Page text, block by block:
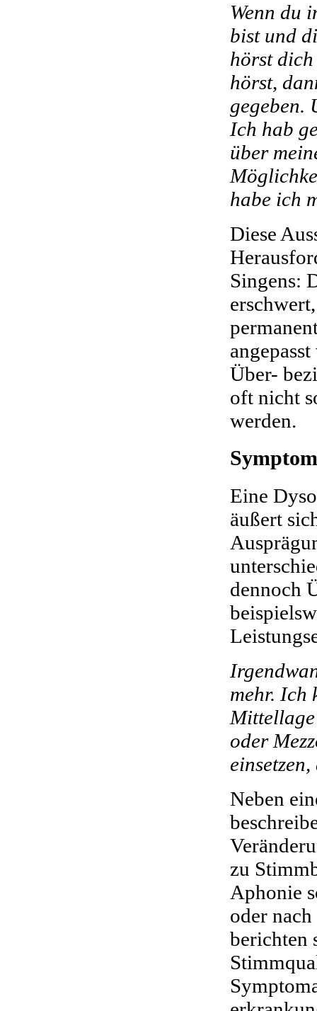
Wenn du
bist und
hörst
hörst,
gegeben.
Ich hab
über
habe ich
Diese
Singens:
Über-
oft nicht
werden.
Eine
äußert
dennoch
mehr. Ich
oder
Neben
zu
Aphonie
oder
berichten